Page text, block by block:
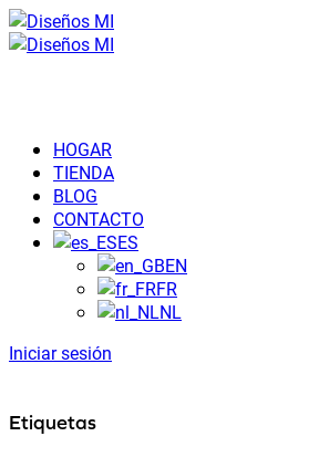
HOGAR
TIENDA
BLOG
CONTACTO
ES
EN
FR
NL
Iniciar sesión
Etiquetas